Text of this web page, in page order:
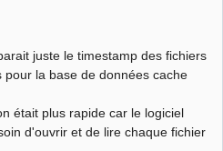
juste le timestamp des fichiers
pour la base de données cache
était plus rapide car le logiciel
d'ouvrir et de lire chaque fichier